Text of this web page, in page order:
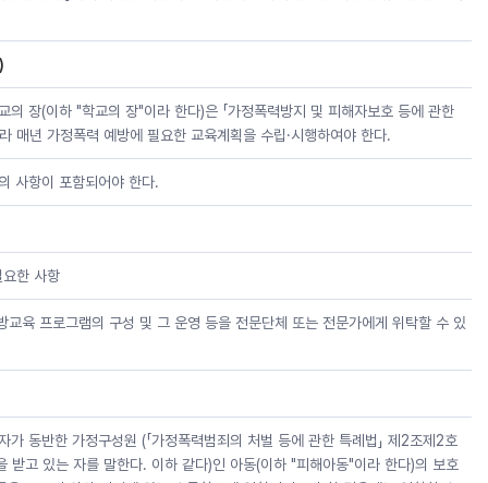
의 장(이하 "학교의 장"이라 한다)은 「가정폭력방지 및 피해자보호 등에 관한
매년 가정폭력 예방에 필요한 교육계획을 수립·시행하여야 한다.
사항이 포함되어야 한다.
한 사항
육 프로그램의 구성 및 그 운영 등을 전문단체 또는 전문가에게 위탁할 수 있
동반한 가정구성원 (「가정폭력범죄의 처벌 등에 관한 특례법」 제2조제2호
받고 있는 자를 말한다. 이하 같다)인 아동(이하 "피해아동"이라 한다)의 보호